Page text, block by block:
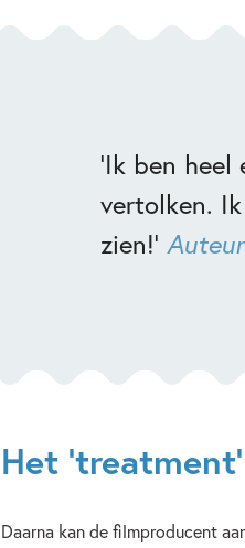
‘Ik ben
vertolken.
zien!’
Het ‘treatment’
Daarna kan de filmproducent